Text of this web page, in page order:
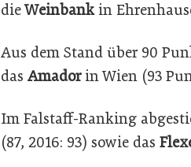
dieWeinbankin
Aus dem Stand über 90
das Amadorin Wien (93
Im Falstaff-Ranking
(87, 2016: 93) sowie das